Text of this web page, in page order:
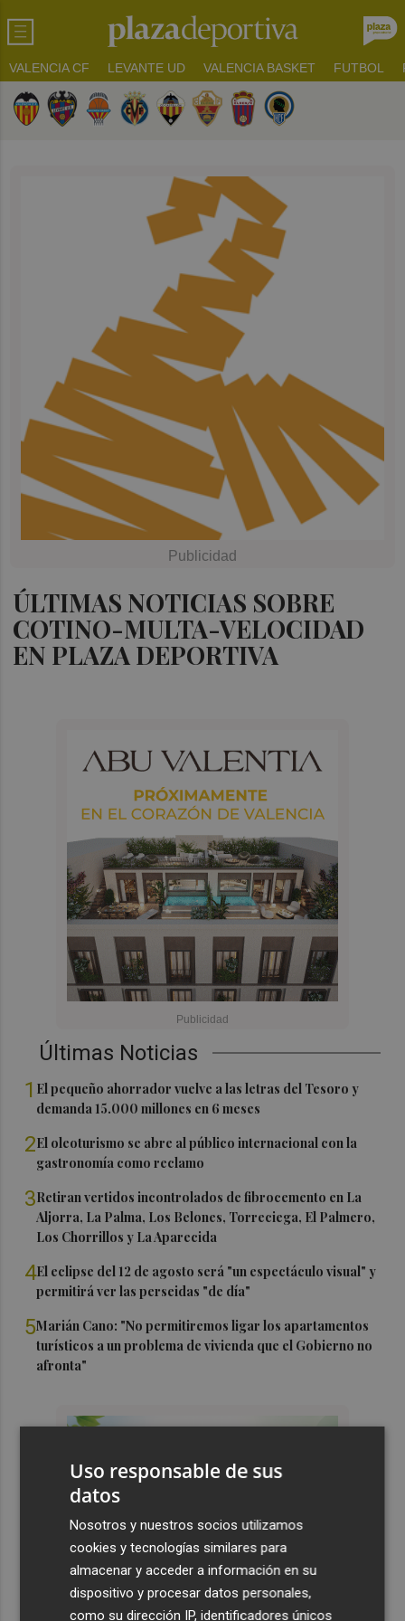
VALENCIA CF LEVANTE UD VALENCIA BASKET FUTBOL
ÚLTIMAS NOTICIAS SOBRE
COTINO-MULTA-VELOCIDAD
EN PLAZA DEPORTIVA
Últimas Noticias
1 El pequeño ahorrador vuelve a las letras del Tesoro y
demanda 15.000 millones en 6 meses
2El oleoturismo se abre al público internacional con la
gastronomía como reclamo
3Retiran vertidos incontrolados de fibrocemento en La
Aljorra, La Palma, Los Belones, Torreciega, El Palmero,
Los Chorrillos y La Aparecida
4El eclipse del 12 de agosto será "un espectáculo visual" y
permitirá ver las perseidas "de día"
5Marián Cano: "No permitiremos ligar los apartamentos
turísticos a un problema de vivienda que el Gobierno no
afronta"
Uso responsable de sus
datos
Nosotros y nuestros socios utilizamos
cookies y tecnologías similares para
almacenar y acceder a información en su
dispositivo y procesar datos personales,
como su dirección IP, identificadores únicos